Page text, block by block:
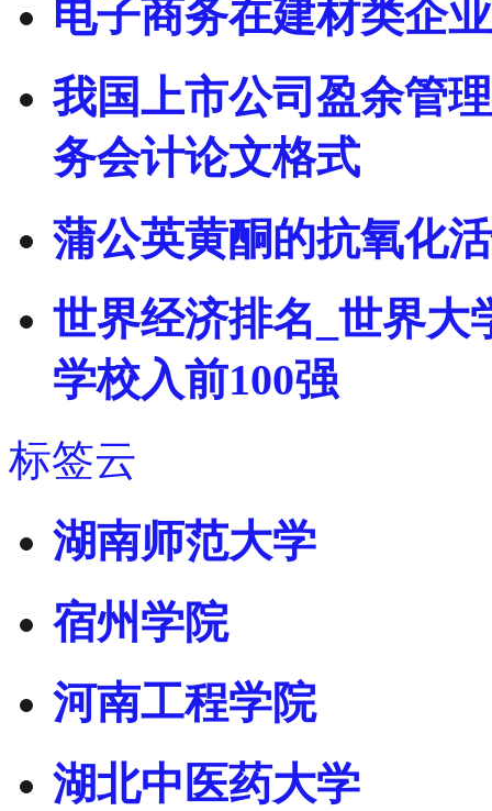
电子商务在建材类企
我国上市公司盈余管
务会计论文格式
蒲公英黄酮的抗氧化
世界经济排名_世界大
学校入前100强
标签云
湖南师范大学
宿州学院
河南工程学院
湖北中医药大学